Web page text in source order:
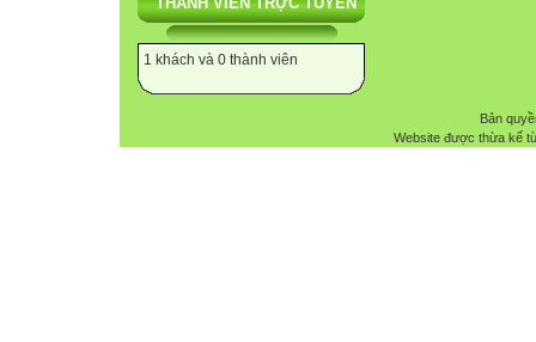
1 khách và 0 thành viên
Bản
Website được thừa kế